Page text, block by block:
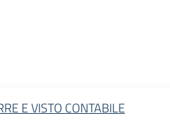
E VISTO CONTABILE